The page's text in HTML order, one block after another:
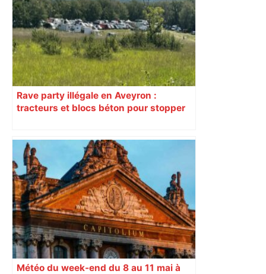
Rave party illégale en Aveyron :
tracteurs et blocs béton pour stopper
Météo du week-end du 8 au 11 mai à